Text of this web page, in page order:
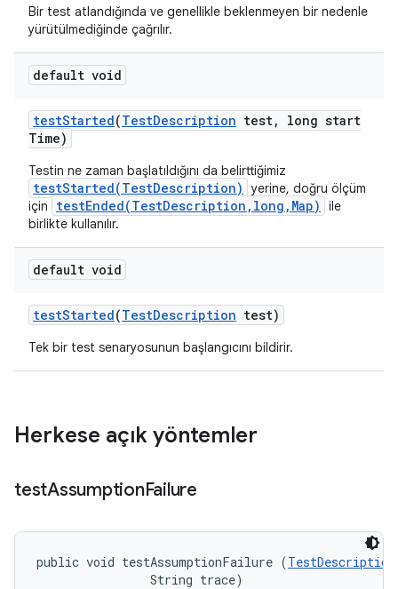
Bir test atlandığında ve genellikle beklenmeyen bir nedenle
yürütülmediğinde çağrılır.
default void
testStarted(TestDescription test,
long start
Time)
Testin ne zaman başlatıldığını da belirttiğimiz
testStarted(TestDescription) yerine, doğru ölçüm
için
testEnded(TestDescription,long,Map)
ile
birlikte kullanılır.
default void
testStarted(TestDescription test)
Tek bir test senaryosunun başlangıcını bildirir.
Herkese açık yöntemler
testAssumptionFailure
public void testAssumptionFailure (TestDescription
                String trace)